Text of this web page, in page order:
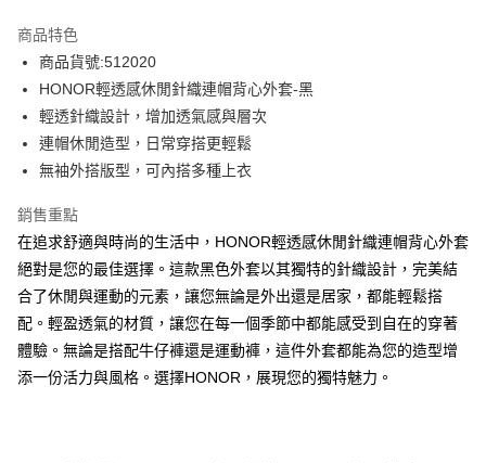
Apple Pay
街口支付
悠遊付
Google Pay
ATM付款
運送方式
全家取貨付款 -訂單滿 $2000 元即享免運服務，未滿則另收
$80 元物流費用。
每筆NT$80，滿NT$2,000(含以上)免運費
商品特色
商品貨號:512020
HONOR輕透感休閒針織連帽背心外套-黑
輕透針織設計，增加透氣感與層次
連帽休閒造型，日常穿搭更輕鬆
無袖外搭版型，可內搭多種上衣
銷售重點
在追求舒適與時尚的生活中，HONOR輕透感休閒針織連帽背心外套
絕對是您的最佳選擇。這款黑色外套以其獨特的針織設計，完美結
合了休閒與運動的元素，讓您無論是外出還是居家，都能輕鬆搭
配。輕盈透氣的材質，讓您在每一個季節中都能感受到自在的穿著
體驗。無論是搭配牛仔褲還是運動褲，這件外套都能為您的造型增
添一份活力與風格。選擇HONOR，展現您的獨特魅力。